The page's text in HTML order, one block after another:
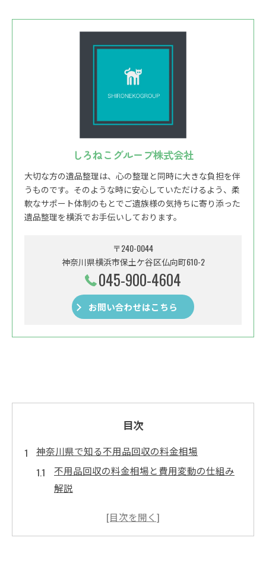
しろねこグループ株式会社
大切な方の遺品整理は、心の整理と同時に大きな負担を伴
うものです。そのような時に安心していただけるよう、柔
軟なサポート体制のもとでご遺族様の気持ちに寄り添った
遺品整理を横浜でお手伝いしております。
〒240-0044
神奈川県横浜市保土ケ谷区仏向町610-2
045-900-4604
お問い合わせはこちら
目次
神奈川県で知る不用品回収の料金相場
不用品回収の料金相場と費用変動の仕組み
解説
料金内訳から見る不用品回収の相場感